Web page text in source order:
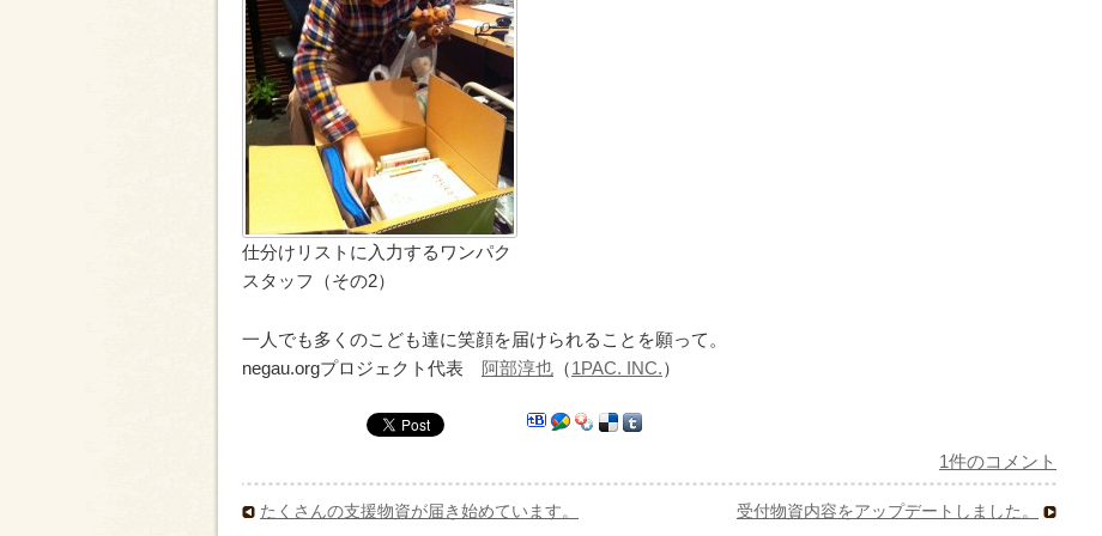
仕分けリストに入力するワンパク
スタッフ（その2）
一人でも多くのこども達に笑顔を届けられることを願って。
negau.orgプロジェクト代表 阿部淳也 （1PAC. INC.）
1件のコメント
たくさんの支援物資が届き始めています。 受付物資内容をアップデートしました。